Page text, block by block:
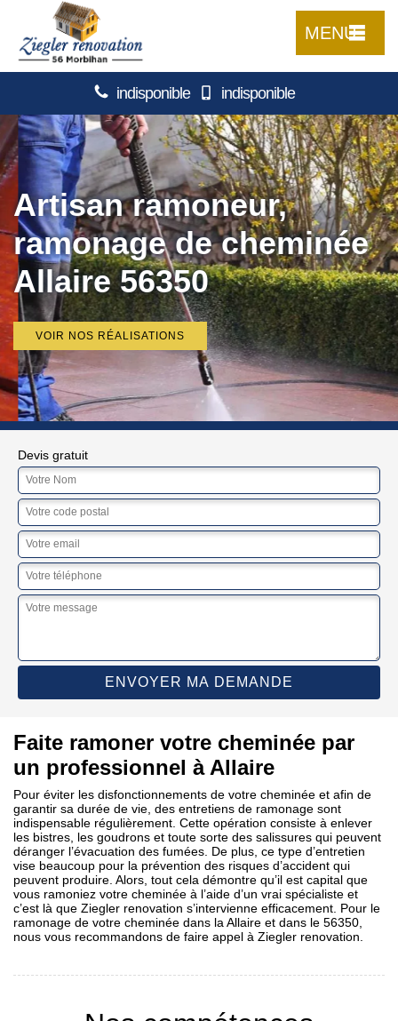
MENU
indisponible indisponible
Artisan ramoneur,
ramonage de cheminée
Allaire 56350
VOIR NOS RÉALISATIONS
Devis gratuit
Faite ramoner votre cheminée par
un professionnel à Allaire
Pour éviter les disfonctionnements de votre cheminée et afin de
garantir sa durée de vie, des entretiens de ramonage sont
indispensable régulièrement. Cette opération consiste à enlever
les bistres, les goudrons et toute sorte des salissures qui peuvent
déranger l’évacuation des fumées. De plus, ce type d’entretien
vise beaucoup pour la prévention des risques d’accident qui
peuvent produire. Alors, tout cela démontre qu’il est capital que
vous ramoniez votre cheminée à l’aide d’un vrai spécialiste et
c’est là que Ziegler renovation s’intervienne efficacement. Pour le
ramonage de votre cheminée dans la Allaire et dans le 56350,
nous vous recommandons de faire appel à Ziegler renovation.